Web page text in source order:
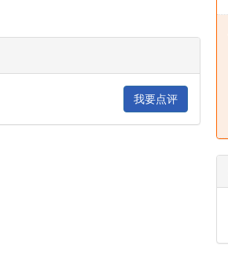
我要点评